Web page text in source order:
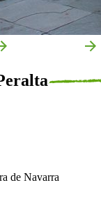
de Navarra